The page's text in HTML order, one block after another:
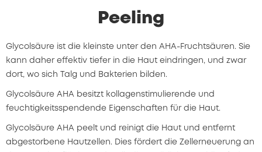
Peeling
Glycolsäure ist die kleinste unter den AHA-Fruchtsäuren. Sie
kann daher effektiv tiefer in die Haut eindringen, und zwar
dort, wo sich Talg und Bakterien bilden.
Glycolsäure AHA besitzt kollagenstimulierende und
feuchtigkeitsspendende Eigenschaften für die Haut.
Glycolsäure AHA peelt und reinigt die Haut und entfernt
abgestorbene Hautzellen. Dies fördert die Zellerneuerung an